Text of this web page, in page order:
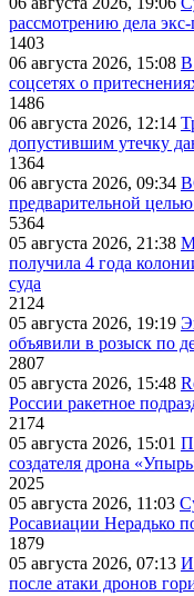
рассмотрению дела
1403
06 августа 2026, 15:08 В
соцсетях о
1486
06 августа 2026, 12:14
допустившим утечку
1364
06 августа 2026, 09:34
предварительной
5364
05 августа 2026, 21:38
получила 4 года
суда
2124
05 августа 2026, 19:19
объявили в розыск по
2807
05 августа 2026, 15:48
России ракетное
2174
05 августа 2026, 15:01
создателя дрона
2025
05 августа 2026, 11:03
Росавиации Нерадько
1879
05 августа 2026, 07:13 И
после атаки дронов